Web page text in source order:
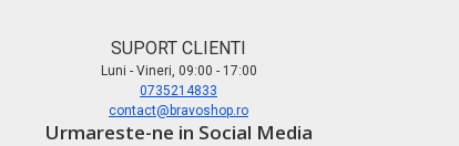
SUPORT CLIENTI
Luni - Vineri, 09:00 - 17:00
0735214833
contact@bravoshop.ro
Urmareste-ne in Social Media